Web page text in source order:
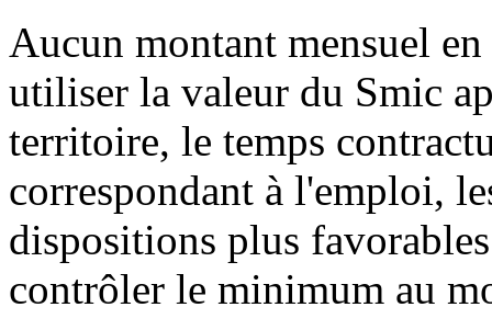
Aucun montant mensuel
utiliser la valeur du Smic
territoire, le temps
correspondant à l'emploi,
dispositions plus
contrôler le minimum au